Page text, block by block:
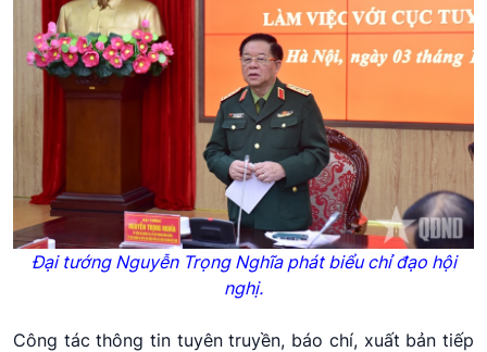
Đại tướng Nguyễn Trọng Nghĩa phát biểu chỉ đạo hội
nghị.
Công tác thông tin tuyên truyền, báo chí, xuất bản tiếp